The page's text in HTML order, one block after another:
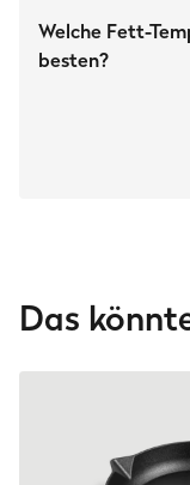
Burnhard GmbH
Frittieren:
Welche Fett-
besten?
Das